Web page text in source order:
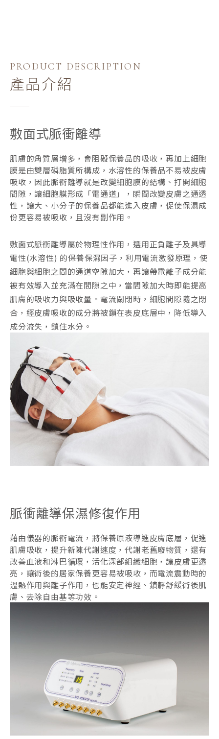
PRODUCT DESCRIPTION
產品介紹
敷面式脈衝離導
肌膚的角質層增多，會阻礙保養品的吸收，再加上細胞
膜是由雙層磷脂質所構成，水溶性的保養品不易被皮膚
吸收，因此脈衝離導就是改變細胞膜的結構、打開細胞
間隙，讓細胞膜形成「電通道」，瞬間改變皮膚之通透
性，讓大、小分子的保養品都能進入皮膚，促使保濕成
份更容易被吸收，且沒有副作用。
敷面式脈衝離導屬於物理性作用，選用正負離子及具導
電性(水溶性) 的保養保濕因子，利用電流激發原理，使
細胞與細胞之間的通道空隙加大，再讓帶電離子成分能
被有效導入並充滿在間隙之中，當間隙加大時即能提高
肌膚的吸收力與吸收量。電流關閉時，細胞間隙隨之閉
合，經皮膚吸收的成分將被鎖在表皮底層中，降低導入
成分流失，鎖住水分。
脈衝離導保濕修復作用
藉由儀器的脈衝電流，將保養原液導進皮膚底層，促進
肌膚吸收，提升新陳代謝速度，代謝老舊廢物質，還有
改善血液和淋巴循環，活化深部組織細胞，讓皮膚更透
亮，讓術後的居家保養更容易被吸收，而電流震動時的
溫熱作用與離子作用，也能安定神經、鎮靜舒緩術後肌
膚、去除自由基等功效。